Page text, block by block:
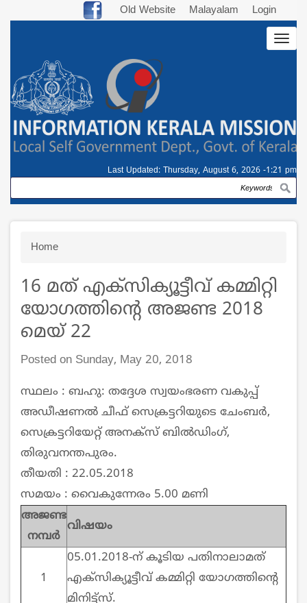
Old Website Malayalam Login
Last Updated: Thursday, August 6, 2026 -1:21 pm
Search
Breadcrumb
Home
16 മത് എക്സിക്യൂട്ടീവ് കമ്മിറ്റി
യോഗത്തിന്റെ അജണ്ട 2018
മെയ്‌ 22
Posted on Sunday, May 20, 2018
സ്ഥലം : ബഹു: തദ്ദേശ സ്വയംഭരണ വകുപ്പ്
അഡീഷണല്‍ ചീഫ് സെക്രട്ടറിയുടെ ചേംബര്‍,
സെക്രട്ടറിയേറ്റ് അനക്സ്‌ ബില്‍ഡിംഗ്,
തിരുവനന്തപുരം.
തീയതി : 22.05.2018
സമയം : വൈകുന്നേരം 5.00 മണി
അജണ്ട
നമ്പര്‍
വിഷയം
1
05.01.2018-ന് കൂടിയ പതിനാലാമത്
എക്സിക്യൂട്ടീവ് കമ്മിറ്റി യോഗത്തിന്റെ
മിനിട്ട്സ്.